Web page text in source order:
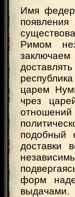
Имя
Римом
царем
чрез
отношений
подобный
доставки
форм
выдачами.